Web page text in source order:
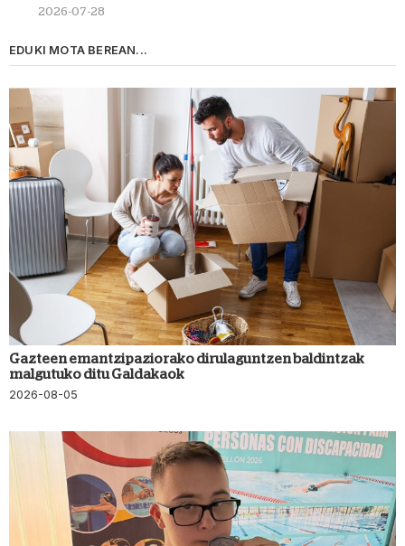
2026-07-28
EDUKI MOTA BEREAN...
Gazteen emantzipaziorako dirulaguntzen baldintzak
malgutuko ditu Galdakaok
2026-08-05